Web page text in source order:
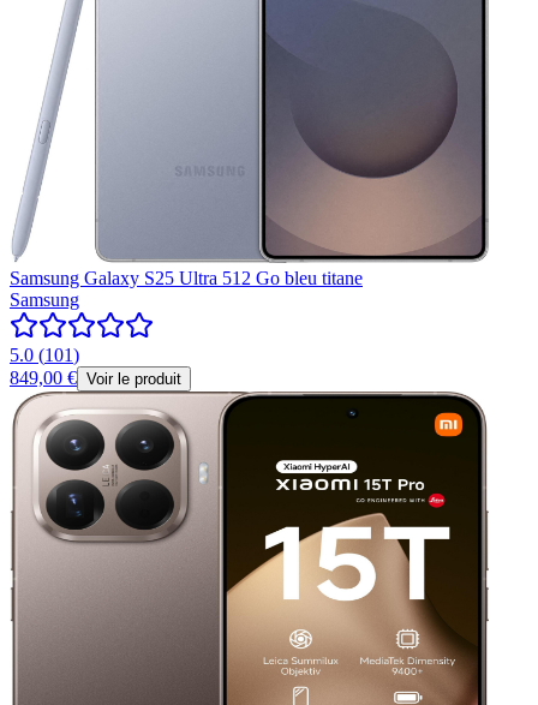
Samsung Galaxy S25 Ultra 512 Go bleu titane
Samsung
5.0 (101)
849,00 € Voir le produit